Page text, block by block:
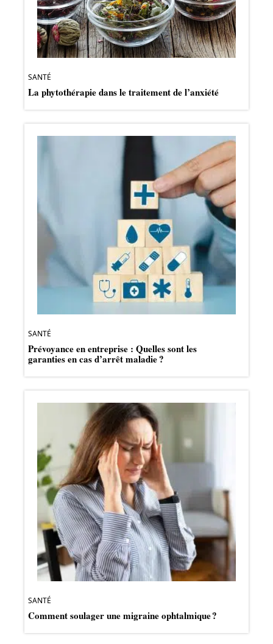
SANTÉ
La phytothérapie dans le traitement de l’anxiété
SANTÉ
Prévoyance en entreprise : Quelles sont les
garanties en cas d’arrêt maladie ?
SANTÉ
Comment soulager une migraine ophtalmique ?